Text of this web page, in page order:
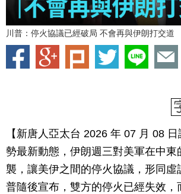
川普：停火協議已經破局 不會再與伊朗打交道
【新唐人亞太台 2026 年 07 月 08
勢最新動態，伊朗週三對美軍在中東
襲，讓美伊之間的停火協議，形同虛
普隨後宣布，雙方的停火已經失效，